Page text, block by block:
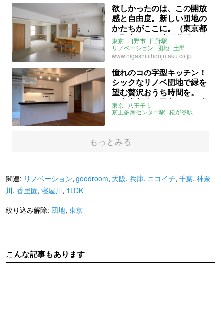
欲しかったのは、この開放
感と自由度。新しい団地の
かたちがここに。（東京都
日野市51㎡の売買物件）
東京 日野市 日野駅
リノベーション 団地 土間
団地リノベ
団地リノベーション
ライター：山中みく
www.higashinihonjutaku.co.jp
憧れのコの字型キッチン！
シックなリノベ団地で緑を
望む贅沢おうち時間を。
（東京都八王子市54㎡の売
買物件）
東京 八王子市
京王多摩センター駅 松が谷駅
もっとみる
関連: リノベーション, goodroom, 大阪, 兵庫, ニコイチ, 千葉, 神奈
川, 香里園, 寝屋川, 1LDK
絞り込み解除: 団地, 東京
こんな記事もあります